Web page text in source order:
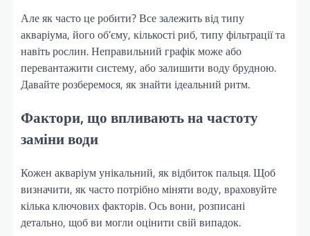
Але як часто це робити? Все залежить від типу
акваріума, його об’єму, кількості риб, типу фільтрації та
навіть рослин. Неправильний графік може або
перевантажити систему, або залишити воду брудною.
Давайте розберемося, як знайти ідеальний ритм.
Фактори, що впливають на частоту
заміни води
Кожен акваріум унікальний, як відбиток пальця. Щоб
визначити, як часто потрібно міняти воду, враховуйте
кілька ключових факторів. Ось вони, розписані
детально, щоб ви могли оцінити свій випадок.